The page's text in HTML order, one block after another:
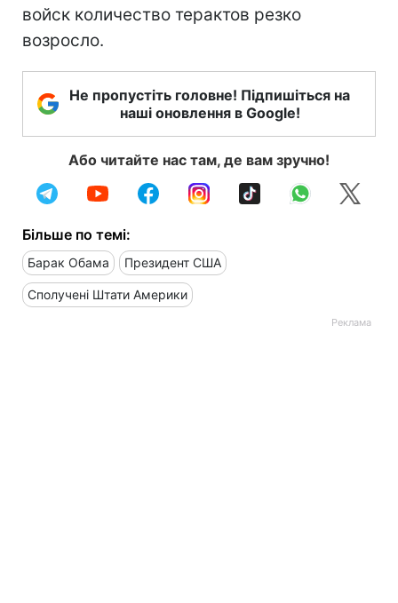
войск количество терактов резко
возросло.
Не пропустіть головне! Підпишіться на
наші оновлення в Google!
Або читайте нас там, де вам зручно!
Більше по темі:
Барак Обама Президент США
Сполучені Штати Америки